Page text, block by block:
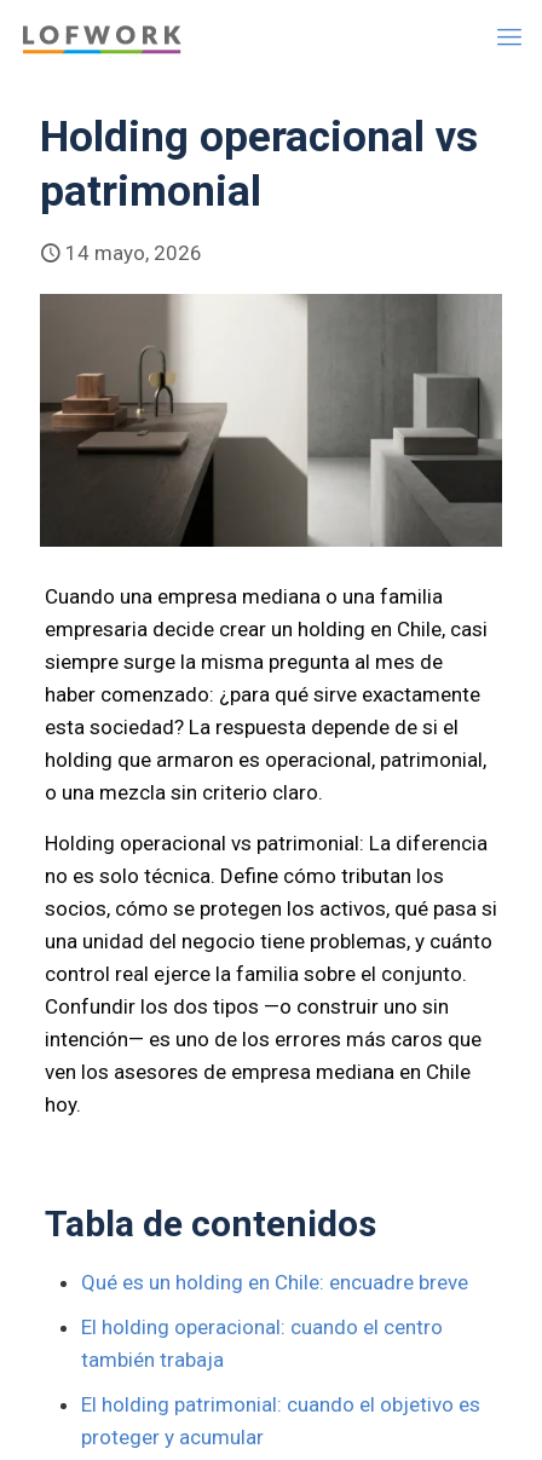
Holding operacional vs
patrimonial
14 mayo, 2026
Cuando una empresa mediana o una familia
empresaria decide crear un holding en Chile, casi
siempre surge la misma pregunta al mes de
haber comenzado: ¿para qué sirve exactamente
esta sociedad? La respuesta depende de si el
holding que armaron es operacional, patrimonial,
o una mezcla sin criterio claro.
Holding operacional vs patrimonial: La diferencia
no es solo técnica. Define cómo tributan los
socios, cómo se protegen los activos, qué pasa si
una unidad del negocio tiene problemas, y cuánto
control real ejerce la familia sobre el conjunto.
Confundir los dos tipos —o construir uno sin
intención— es uno de los errores más caros que
ven los asesores de empresa mediana en Chile
hoy.
Tabla de contenidos
Qué es un holding en Chile: encuadre breve
El holding operacional: cuando el centro
también trabaja
El holding patrimonial: cuando el objetivo es
proteger y acumular